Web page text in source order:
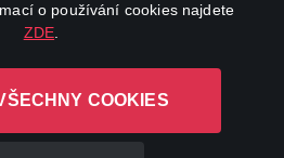
o používání cookies najdete
ZDE
COOKIES